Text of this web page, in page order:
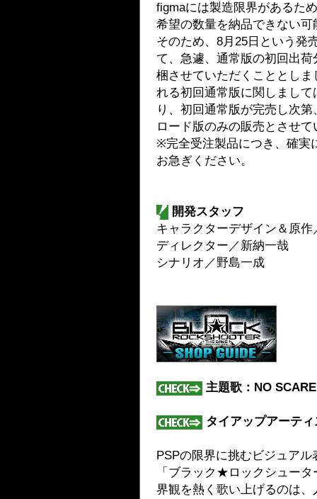
figmaには製造限界があるた
希望の数量を納品できない
そのため、8月25日という発
て、急遽、通常版の初回出
梱させていただくこととし
れる初回通常版に関しまし
り、初回通常版が完売し次
ロード版のみの販売とさせ
※完全受注製品につき、確実
お急ぎください。
開発スタッフ
キャラクターデザイン＆原作
ディレクター／新納一哉
シナリオ／野島一成
主題歌：NO
タイアップアーテ
PSPの限界に挑むビジュア
「ブラック★ロックシュー
界観を熱く歌い上げるのは